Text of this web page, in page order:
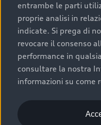
efficienza
componenti
prestazioni affidabili
Acquistare un’auto usata
Audi che offre l’usato
Scelta :plus, significa
sottoposto a 110
garanzia fino a 4 anni
acquisto.
entrambe le parti
proprie analisi in
indicate. Si prega di
revocare il consenso
performance in
consultare la nostra
informazioni su come